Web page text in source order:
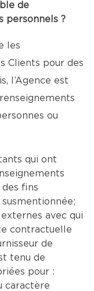
de
personnels ?
les
Clients pour des
l’Agence est
ou
qui ont
fins
avec qui
contractuelle
de
tenu de
pour :
caractère